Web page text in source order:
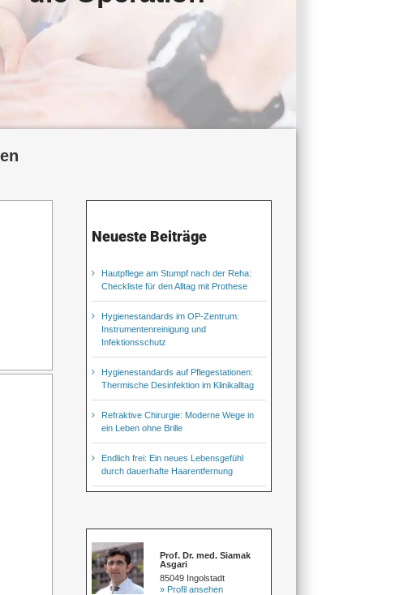
Neueste Beiträge
Hautpflege am Stumpf nach der Reha:
Checkliste für den Alltag mit Prothese
Hygienestandards im OP-Zentrum:
Instrumentenreinigung und
Infektionsschutz
Hygienestandards auf Pflegestationen:
Thermische Desinfektion im Klinikalltag
Refraktive Chirurgie: Moderne Wege in
ein Leben ohne Brille
Endlich frei: Ein neues Lebensgefühl
durch dauerhafte Haarentfernung
Prof. Dr. med. Siamak
Asgari
85049 Ingolstadt
» Profil ansehen